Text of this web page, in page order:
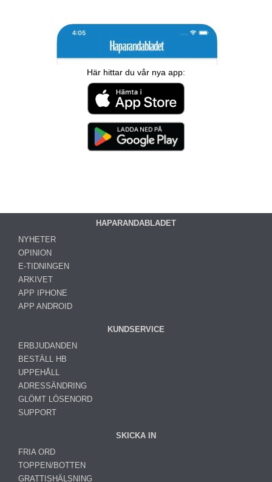
Här hittar du vår nya app:
HAPARANDABLADET
NYHETER
OPINION
E-TIDNINGEN
ARKIVET
APP IPHONE
APP ANDROID
KUNDSERVICE
ERBJUDANDEN
BESTÄLL HB
UPPEHÅLL
ADRESSÄNDRING
GLÖMT LÖSENORD
SUPPORT
SKICKA IN
FRIA ORD
TOPPEN/BOTTEN
GRATTISHÄLSNING